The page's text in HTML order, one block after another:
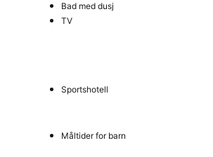
Bad med dusj
TV
Sportshotell
Måltider for barn